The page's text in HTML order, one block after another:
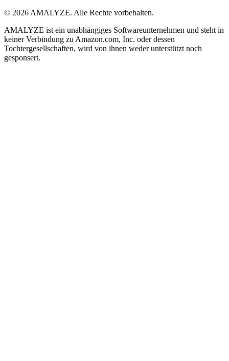
© 2026 AMALYZE. Alle Rechte vorbehalten.
AMALYZE ist ein unabhängiges Softwareunternehmen und steht in
keiner Verbindung zu Amazon.com, Inc. oder dessen
Tochtergesellschaften, wird von ihnen weder unterstützt noch
gesponsert.